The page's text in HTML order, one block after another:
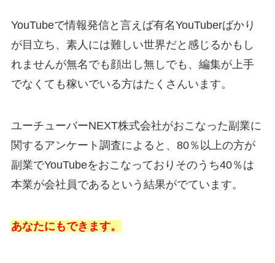
YouTubeで情報発信と言えば有名YouTuberばかり
が目立ち、素人には難しい世界だと感じるかもし
れませんが無名でも顔出し無しでも、編集が上手
でなくても稼いでいる方はたくさんいます。
ユーチューバーNEXT株式会社がおこなった副業に
関するアンケート調査によると、80％以上の方が
副業でYouTubeをおこなっておりそのうち40％は
本業が会社員であるという結果がでています。
あなたにもできます。